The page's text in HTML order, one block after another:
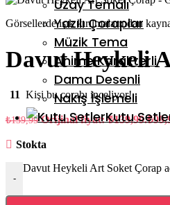
Uzay Temalı
Yazılı Çoraplar
Müzik Tema
Anime Karakterli
Dama Desenli
Nakış İşlemeli
Kutu
Görsellerde ışık kırılmalarından
Davut Heykeli
11 Kişi bu çorabı inceliyor!
₺139,99 Orijinal fiyat: ₺139,99.₺
Stokta
-
Davut Heykeli Art Soket Çorap